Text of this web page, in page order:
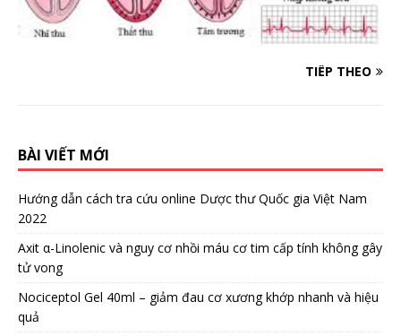
TIẾP THEO
BÀI VIẾT MỚI
Hướng dẫn cách tra cứu online Dược thư Quốc gia Việt Nam
2022
Axit α-Linolenic và nguy cơ nhồi máu cơ tim cấp tính không gây
tử vong
Nociceptol Gel 40ml – giảm đau cơ xương khớp nhanh và hiệu
quả